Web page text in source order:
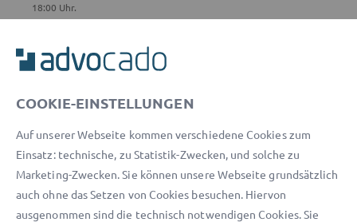
18:00 Uhr.
ADVOCADO SERVICE
E-Mail:service@advocado.com
COOKIE-EINSTELLUNGEN
Auf unserer Webseite kommen verschiedene Cookies zum
Einsatz: technische, zu Statistik-Zwecken, und solche zu
Marketing-Zwecken. Sie können unsere Webseite grundsätzlich
auch ohne das Setzen von Cookies besuchen. Hiervon
ausgenommen sind die technisch notwendigen Cookies. Sie